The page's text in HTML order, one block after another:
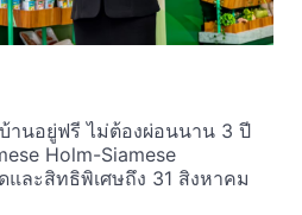
านอยู่ฟรี ไม่ต้องผ่อนนาน 3 ปี
Holm-Siamese
ละสิทธิพิเศษถึง 31 สิงหาคม